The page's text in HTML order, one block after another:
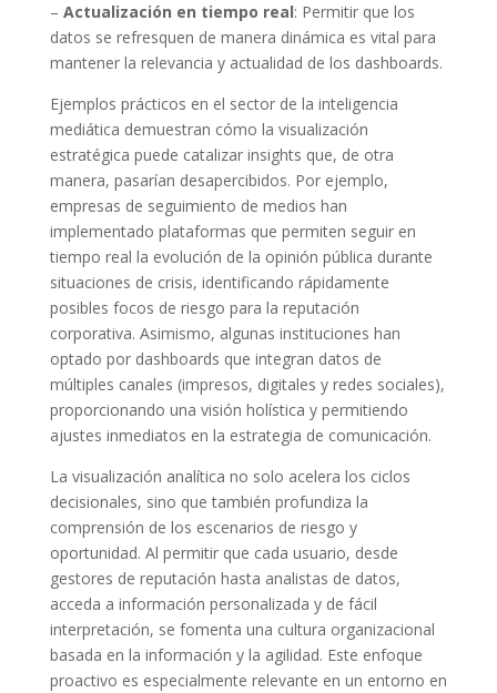
– Actualización en tiempo real: Permitir que los
datos se refresquen de manera dinámica es vital para
mantener la relevancia y actualidad de los dashboards.
Ejemplos prácticos en el sector de la inteligencia
mediática demuestran cómo la visualización
estratégica puede catalizar insights que, de otra
manera, pasarían desapercibidos. Por ejemplo,
empresas de seguimiento de medios han
implementado plataformas que permiten seguir en
tiempo real la evolución de la opinión pública durante
situaciones de crisis, identificando rápidamente
posibles focos de riesgo para la reputación
corporativa. Asimismo, algunas instituciones han
optado por dashboards que integran datos de
múltiples canales (impresos, digitales y redes sociales),
proporcionando una visión holística y permitiendo
ajustes inmediatos en la estrategia de comunicación.
La visualización analítica no solo acelera los ciclos
decisionales, sino que también profundiza la
comprensión de los escenarios de riesgo y
oportunidad. Al permitir que cada usuario, desde
gestores de reputación hasta analistas de datos,
acceda a información personalizada y de fácil
interpretación, se fomenta una cultura organizacional
basada en la información y la agilidad. Este enfoque
proactivo es especialmente relevante en un entorno en